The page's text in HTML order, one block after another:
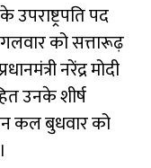
उपराष्ट्रपति पद
को सत्तारूढ़
नरेंद्र मोदी
उनके शीर्ष
कल बुधवार को